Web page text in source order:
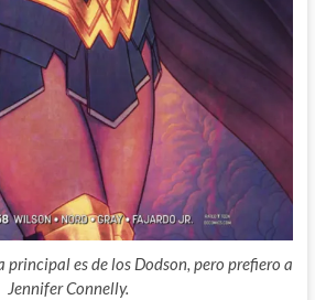
principal es de los Dodson, pero prefiero a
Jennifer Connelly.